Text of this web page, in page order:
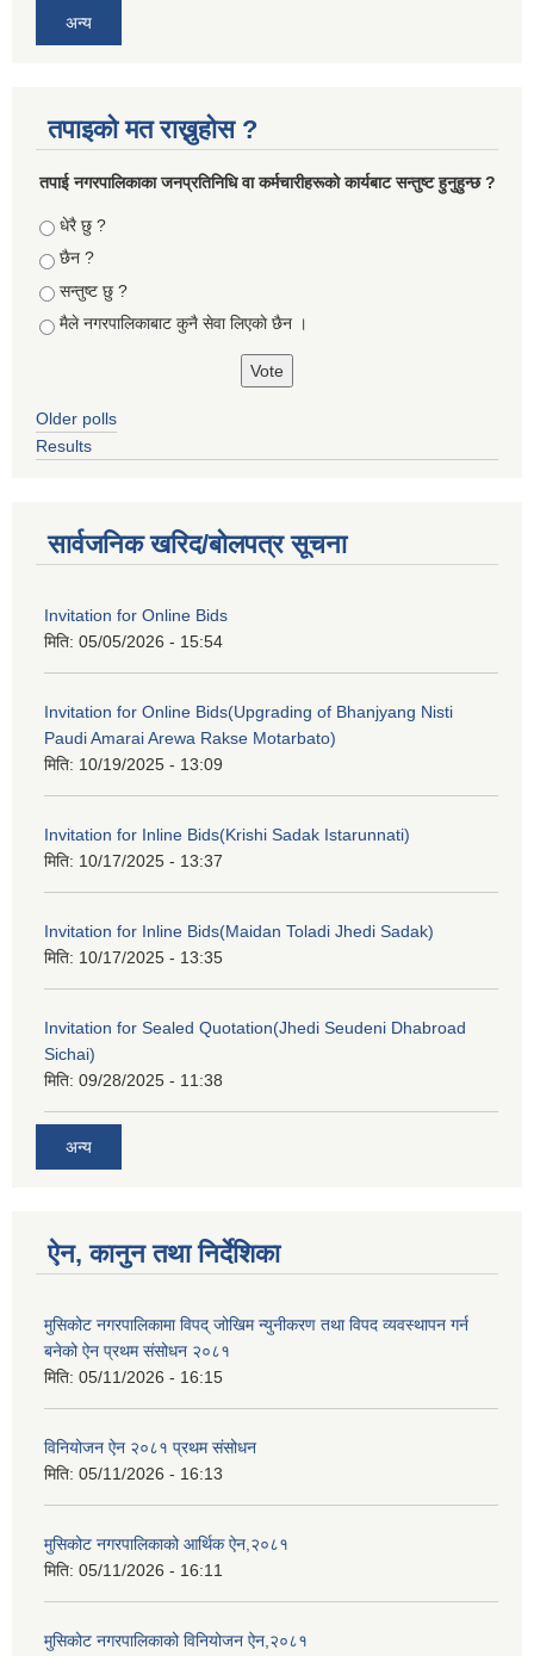
अन्य
तपाइको मत राख्नुहोस ?
तपा‌ई नगरपालिकाका जनप्रतिनिधि वा कर्मचारीहरूकाे कार्यबाट सन्तुष्ट हुनुहुन्छ ?
Choices
धेरै छु ?
छैन ?
सन्तुष्ट छु ?
मैले नगरपालिकाबाट कुनै सेवा लिएकाे छैन ।
Older polls
Results
सार्वजनिक खरिद/बोलपत्र सूचना
Invitation for Online Bids
मिति: 05/05/2026 - 15:54
Invitation for Online Bids(Upgrading of Bhanjyang Nisti
Paudi Amarai Arewa Rakse Motarbato)
मिति: 10/19/2025 - 13:09
Invitation for Inline Bids(Krishi Sadak Istarunnati)
मिति: 10/17/2025 - 13:37
Invitation for Inline Bids(Maidan Toladi Jhedi Sadak)
मिति: 10/17/2025 - 13:35
Invitation for Sealed Quotation(Jhedi Seudeni Dhabroad
Sichai)
मिति: 09/28/2025 - 11:38
अन्य
ऐन, कानुन तथा निर्देशिका
मुसिकोट नगरपालिकामा विपद् जोखिम न्युनीकरण तथा विपद व्यवस्थापन गर्न
बनेको ऐन प्रथम संसोधन २०८१
मिति: 05/11/2026 - 16:15
विनियोजन ऐन २०८१ प्रथम संसोधन
मिति: 05/11/2026 - 16:13
मुसिकोट नगरपालिकाको आर्थिक ऐन,२०८१
मिति: 05/11/2026 - 16:11
मुसिकोट नगरपालिकाको विनियोजन ऐन,२०८१